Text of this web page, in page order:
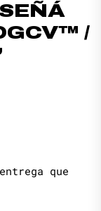
/
que